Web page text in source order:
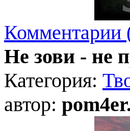
Комментарии
Не зови - не
Категория:
автор: